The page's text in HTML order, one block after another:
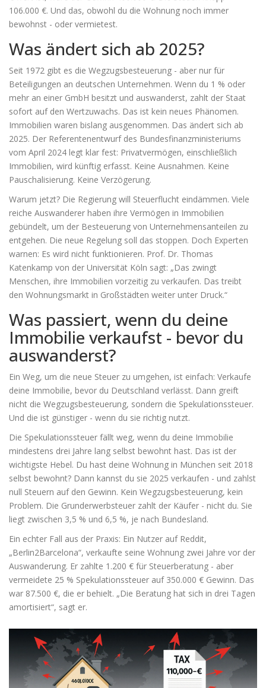
106.000 €. Und das, obwohl du die Wohnung noch immer
bewohnst - oder vermietest.
Was ändert sich ab 2025?
Seit 1972 gibt es die Wegzugsbesteuerung - aber nur für
Beteiligungen an deutschen Unternehmen. Wenn du 1 % oder
mehr an einer GmbH besitzt und auswanderst, zahlt der Staat
sofort auf den Wertzuwachs. Das ist kein neues Phänomen.
Immobilien waren bislang ausgenommen. Das ändert sich ab
2025. Der Referentenentwurf des Bundesfinanzministeriums
vom April 2024 legt klar fest: Privatvermögen, einschließlich
Immobilien, wird künftig erfasst. Keine Ausnahmen. Keine
Pauschalisierung. Keine Verzögerung.
Warum jetzt? Die Regierung will Steuerflucht eindämmen. Viele
reiche Auswanderer haben ihre Vermögen in Immobilien
gebündelt, um der Besteuerung von Unternehmensanteilen zu
entgehen. Die neue Regelung soll das stoppen. Doch Experten
warnen: Es wird nicht funktionieren. Prof. Dr. Thomas
Katenkamp von der Universität Köln sagt: „Das zwingt
Menschen, ihre Immobilien vorzeitig zu verkaufen. Das treibt
den Wohnungsmarkt in Großstädten weiter unter Druck.“
Was passiert, wenn du deine
Immobilie verkaufst - bevor du
auswanderst?
Ein Weg, um die neue Steuer zu umgehen, ist einfach: Verkaufe
deine Immobilie, bevor du Deutschland verlässt. Dann greift
nicht die Wegzugsbesteuerung, sondern die Spekulationssteuer.
Und die ist günstiger - wenn du sie richtig nutzt.
Die Spekulationssteuer fällt weg, wenn du deine Immobilie
mindestens drei Jahre lang selbst bewohnt hast. Das ist der
wichtigste Hebel. Du hast deine Wohnung in München seit 2018
selbst bewohnt? Dann kannst du sie 2025 verkaufen - und zahlst
null Steuern auf den Gewinn. Kein Wegzugsbesteuerung, kein
Problem. Die Grunderwerbsteuer zahlt der Käufer - nicht du. Sie
liegt zwischen 3,5 % und 6,5 %, je nach Bundesland.
Ein echter Fall aus der Praxis: Ein Nutzer auf Reddit,
„Berlin2Barcelona“, verkaufte seine Wohnung zwei Jahre vor der
Auswanderung. Er zahlte 1.200 € für Steuerberatung - aber
vermeidete 25 % Spekulationssteuer auf 350.000 € Gewinn. Das
war 87.500 €, die er behielt. „Die Beratung hat sich in drei Tagen
amortisiert“, sagt er.